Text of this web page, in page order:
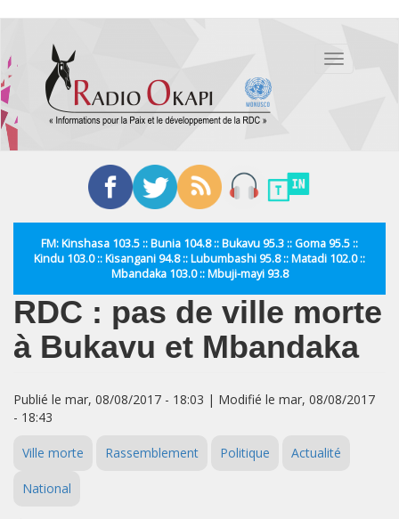
contenu
principal
Toggle
FM: Kinshasa 103.5 :: Bunia 104.8 :: Bukavu 95.3 :: Goma 95.5 ::
Kindu 103.0 :: Kisangani 94.8 :: Lubumbashi 95.8 :: Matadi 102.0 ::
Mbandaka 103.0 :: Mbuji-mayi 93.8
RDC : pas de ville morte
à Bukavu et Mbandaka
Publié le mar, 08/08/2017 - 18:03 | Modifié le mar, 08/08/2017
- 18:43
Ville morte Rassemblement Politique Actualité
National